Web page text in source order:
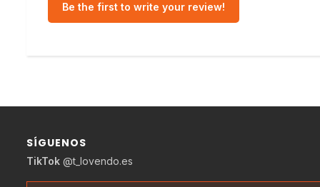
Be the first to write your review!
SÍGUENOS
TikTok @t_lovendo.es